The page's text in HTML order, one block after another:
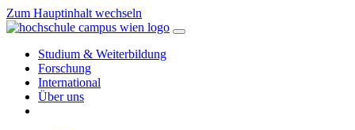
Zum Hauptinhalt wechseln
Studium & Weiterbildung
Forschung
International
Über uns